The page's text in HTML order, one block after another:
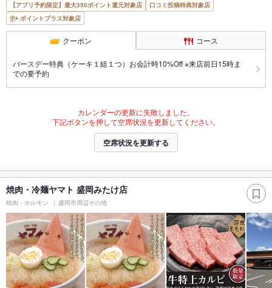
【アプリ予約限定】最大350ポイント還元対象店
口コミ投稿特典対象店
ポイントプラス対象店
クーポン コース
バースデー特典（ケーキ１組１つ）お会計時10%Off ※来店前日15時ま
での要予約
カレンダーの更新に失敗しました。
下記ボタンを押して空席状況を更新してください。
空席状況を更新する
焼肉・冷麺ヤマト 盛岡みたけ店
焼肉・ホルモン 盛岡市周辺その他